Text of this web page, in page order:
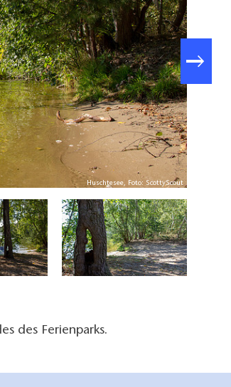
Huschtesee, Foto: ScottyScout
des Ferienparks.